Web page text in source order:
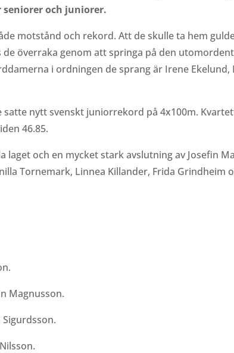
seniorer och juniorer.
motstånd och rekord. Att de skulle ta hem
överraka genom att springa på den
i ordningen de sprang är Irene Ekelund,
nytt svenskt juniorrekord på 4x100m.
46.85.
och en mycket stark avslutning av Josefin
Tornemark, Linnea Killander, Frida Grindheim
Magnusson.